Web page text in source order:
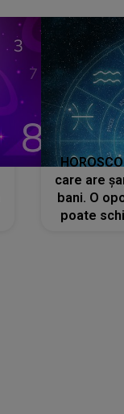
care are
bani. O
poate